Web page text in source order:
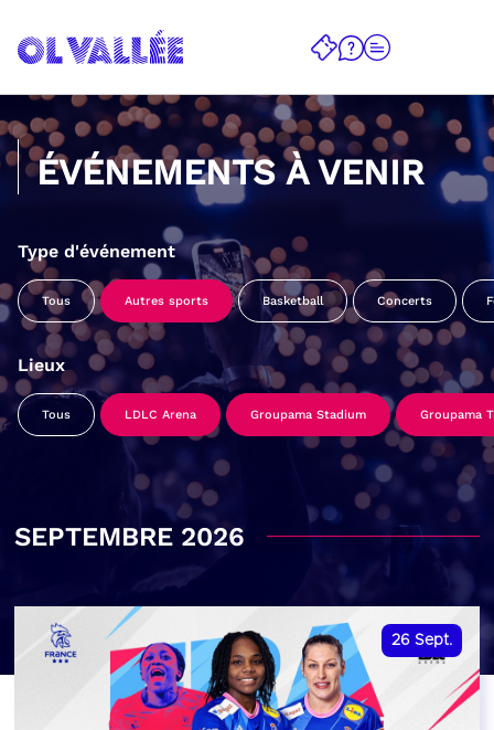
ÉVÉNEMENTS À VENIR
Type d'événement
Tous Autres sports Basketball Concerts
Lieux
Tous LDLC Arena Groupama Stadium Groupama
SEPTEMBRE 2026
26 Sept.